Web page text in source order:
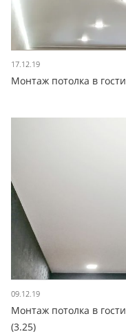
17.12.19
Монтаж потолка в
09.12.19
Монтаж потолка в
(3.25)